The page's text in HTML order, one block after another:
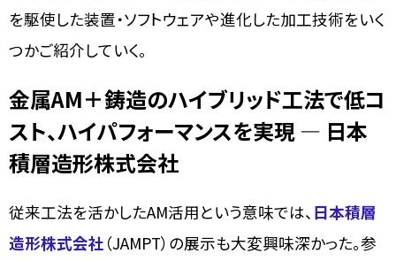
を駆使した装置・ソフトウェアや進化した加工技術をいく
つかご紹介していく。
金属AM＋鋳造のハイブリッド工法で低コ
スト、ハイパフォーマンスを実現 ― 日本
積層造形株式会社
従来工法を活かしたAM活用という意味では、 日本積層
造形株式会社 （JAMPT）の展示も大変興味深かった。参